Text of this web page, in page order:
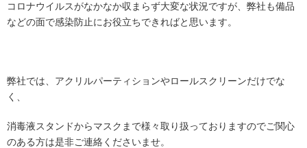
コロナウイルスがなかなか収まらず大変な状況ですが、弊社も備品
などの面で感染防止にお役立ちできればと思います。
弊社では、アクリルパーティションやロールスクリーンだけでな
く、
消毒液スタンドからマスクまで様々取り扱っておりますのでご関心
のある方は是非ご連絡くださいませ。